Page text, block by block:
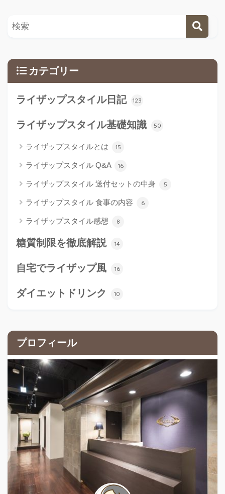
カテゴリー
ライザップスタイル日記 123
ライザップスタイル基礎知識 50
ライザップスタイルとは 15
ライザップスタイル Q&A 16
ライザップスタイル 送付セットの中身 5
ライザップスタイル 食事の内容 6
ライザップスタイル感想 8
糖質制限を徹底解説 14
自宅でライザップ風 16
ダイエットドリンク 10
プロフィール